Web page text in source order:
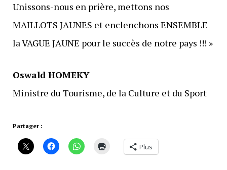
Unissons-nous en prière, mettons nos
MAILLOTS JAUNES et enclenchons ENSEMBLE
la VAGUE JAUNE pour le succès de notre pays !!! »
Oswald HOMEKY
Ministre du Tourisme, de la Culture et du Sport
Partager :
Plus